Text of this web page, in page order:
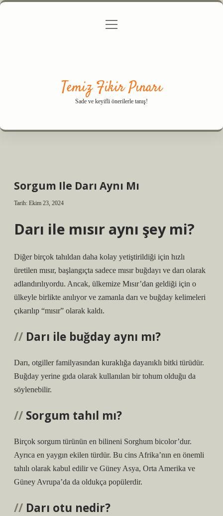
Gizlilik Politikası
menüyü
Temiz Fikir Pınarı
Sade ve keyifli önerilerle tanış!
Sorgum Ile Darı Aynı Mı
Tarih: Ekim 23, 2024
Darı ile mısır aynı şey mi?
Diğer birçok tahıldan daha kolay yetiştirildiği için hızlı
üretilen mısır, başlangıçta sadece mısır buğdayı ve darı olarak
adlandırılıyordu. Ancak, ülkemize Mısır’dan geldiği için o
ülkeyle birlikte anılıyor ve zamanla darı ve buğday kelimeleri
çıkarılıp “mısır” olarak kaldı.
Darı ile buğday aynı mı?
Darı, otgiller familyasından kuraklığa dayanıklı bitki türüdür.
Buğday yerine gıda olarak kullanılan bir tohum olduğu da
söylenebilir.
Sorgum tahıl mı?
Birçok sorgum türünün en bilineni Sorghum bicolor’dur.
Ayrıca en yaygın ekilen türdür. Bu cins Afrika’nın en önemli
tahılı olarak kabul edilir ve Güney Asya, Orta Amerika ve
Güney Avrupa’da da oldukça popülerdir.
Darı otu nedir?